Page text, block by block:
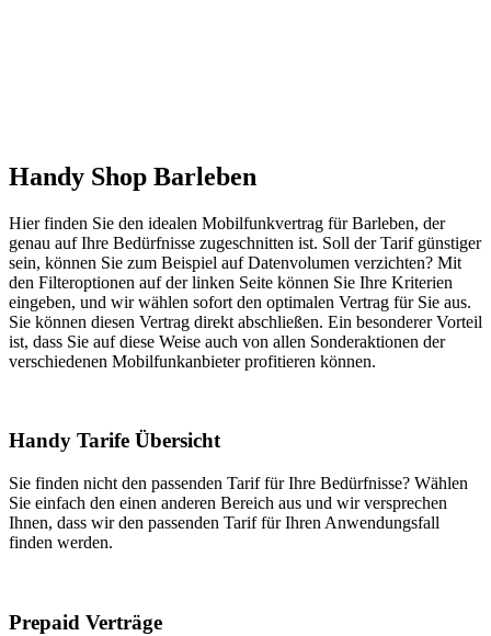
Handy Shop Barleben
Hier finden Sie den idealen Mobilfunkvertrag für Barleben, der
genau auf Ihre Bedürfnisse zugeschnitten ist. Soll der Tarif günstiger
sein, können Sie zum Beispiel auf Datenvolumen verzichten? Mit
den Filteroptionen auf der linken Seite können Sie Ihre Kriterien
eingeben, und wir wählen sofort den optimalen Vertrag für Sie aus.
Sie können diesen Vertrag direkt abschließen. Ein besonderer Vorteil
ist, dass Sie auf diese Weise auch von allen Sonderaktionen der
verschiedenen Mobilfunkanbieter profitieren können.
Handy Tarife Übersicht
Sie finden nicht den passenden Tarif für Ihre Bedürfnisse? Wählen
Sie einfach den einen anderen Bereich aus und wir versprechen
Ihnen, dass wir den passenden Tarif für Ihren Anwendungsfall
finden werden.
Prepaid Verträge